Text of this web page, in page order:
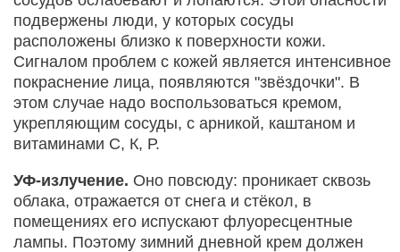
подвержены люди, у которых сосуды
расположены близко к поверхности кожи.
Сигналом проблем с кожей является интенсивное
покраснение лица, появляются "звёздочки". В
этом случае надо воспользоваться кремом,
укрепляющим сосуды, с арникой, каштаном и
витаминами С, К, Р.
УФ-излучение. Оно повсюду: проникает сквозь
облака, отражается от снега и стёкол, в
помещениях его испускают флуоресцентные
лампы. Поэтому зимний дневной крем должен